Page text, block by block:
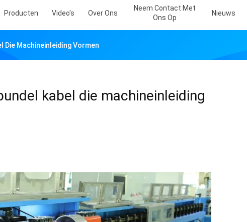
Producten Video's Over Ons
Neem Contact Met
Ons Op
Nieuws
Die Machineinleiding Vormen
kabel die machineinleiding